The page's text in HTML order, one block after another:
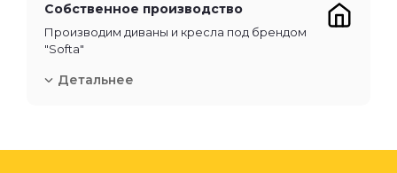
Собственное производство
Производим диваны и кресла под брендом
"Softa"
Детальнее